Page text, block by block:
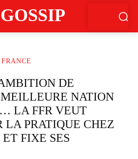
GOSSIP
DE
NATION
LA FFR VEUT
LA PRATIQUE CHEZ
FIXE SES